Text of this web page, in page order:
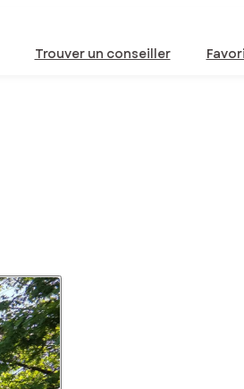
Trouver un conseiller